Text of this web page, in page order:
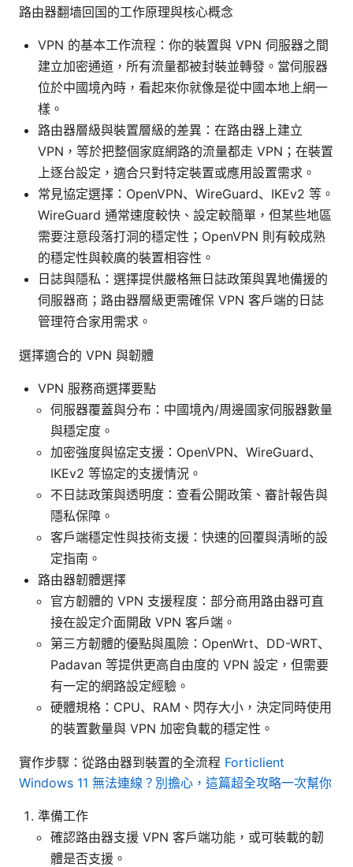
路由器翻墙回国的工作原理與核心概念
VPN 的基本工作流程：你的裝置與 VPN 伺服器之間
建立加密通道，所有流量都被封裝並轉發。當伺服器
位於中國境內時，看起來你就像是從中國本地上網一
樣。
路由器層級與裝置層級的差異：在路由器上建立
VPN，等於把整個家庭網路的流量都走 VPN；在裝置
上逐台設定，適合只對特定裝置或應用設置需求。
常見協定選擇：OpenVPN、WireGuard、IKEv2 等。
WireGuard 通常速度較快、設定較簡單，但某些地區
需要注意段落打洞的穩定性；OpenVPN 則有較成熟
的穩定性與較廣的裝置相容性。
日誌與隱私：選擇提供嚴格無日誌政策與異地備援的
伺服器商；路由器層級更需確保 VPN 客戶端的日誌
管理符合家用需求。
選擇適合的 VPN 與韌體
VPN 服務商選擇要點
伺服器覆蓋與分布：中國境內/周邊國家伺服器數量
與穩定度。
加密強度與協定支援：OpenVPN、WireGuard、
IKEv2 等協定的支援情況。
不日誌政策與透明度：查看公開政策、審計報告與
隱私保障。
客戶端穩定性與技術支援：快速的回覆與清晰的設
定指南。
路由器韌體選擇
官方韌體的 VPN 支援程度：部分商用路由器可直
接在設定介面開啟 VPN 客戶端。
第三方韌體的優點與風險：OpenWrt、DD-WRT、
Padavan 等提供更高自由度的 VPN 設定，但需要
有一定的網路設定經驗。
硬體規格：CPU、RAM、閃存大小，決定同時使用
的裝置數量與 VPN 加密負載的穩定性。
實作步驟：從路由器到裝置的全流程 Forticlient
Windows 11 無法連線？別擔心，這篇超全攻略一次幫你
準備工作
確認路由器支援 VPN 客戶端功能，或可裝載的韌
體是否支援。